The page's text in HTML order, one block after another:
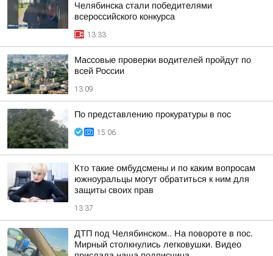
Челябинска стали победителями
всероссийского конкурса
13:33
Массовые проверки водителей пройдут по
всей России
13:09
По представлению прокуратуры в пос
15:06
Кто такие омбудсмены и по каким вопросам
южноуральцы могут обратиться к ним для
защиты своих прав
13:37
ДТП под Челябинском.. На повороте в пос.
Мирный столкнулись легковушки. Видео